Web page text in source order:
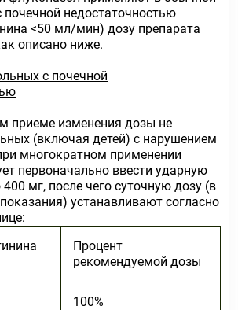
недостаточностью
<50 мл/мин) дозу препарата
описано ниже.
с почечной
приеме изменения дозы не
(включая детей) с нарушением
многократном применении
первоначально ввести ударную
мг, после чего суточную дозу (в
устанавливают согласно
Процент
рекомендуемой дозы
100%